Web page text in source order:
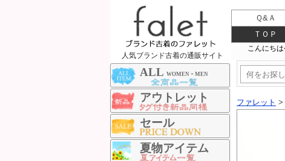
人気ブランド古着の通販サイト
ALL WOMEN + MEN
アウトレット
セール
夏物アイテム
ファレット >
Ｑ&Ａ
ＴＯＰ